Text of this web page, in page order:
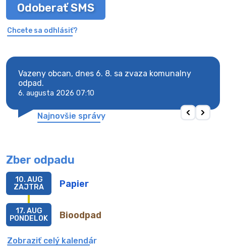
Odoberať SMS
Chcete sa odhlásiť?
Vazeny obcan, dnes 6. 8. sa zvaza komunalny
odpad.
6. augusta 2026 07:10
Najnovšie správy
Zber odpadu
Papier
10. AUG
ZAJTRA
Bioodpad
17. AUG
PONDELOK
Zobraziť celý kalendár